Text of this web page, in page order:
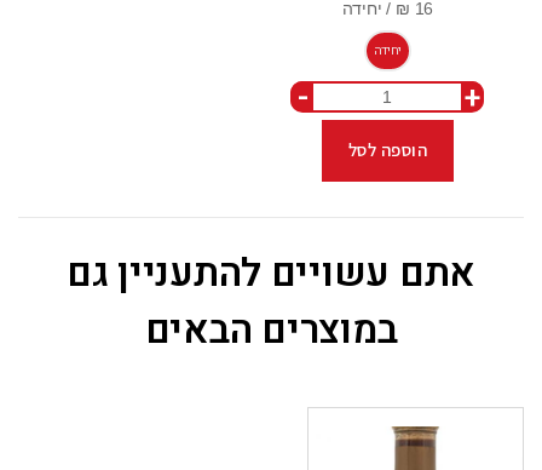
יחידה
+
-
הוספה לסל
אתם עשויים להתעניין גם
במוצרים הבאים